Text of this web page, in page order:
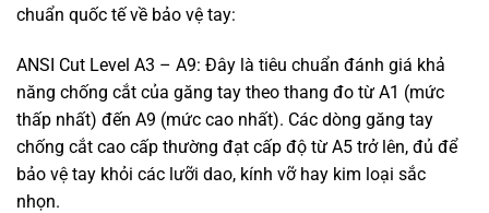
chuẩn quốc tế về bảo vệ tay:
ANSI Cut Level A3 – A9: Đây là tiêu chuẩn đánh giá khả
năng chống cắt của găng tay theo thang đo từ A1 (mức
thấp nhất) đến A9 (mức cao nhất). Các dòng găng tay
chống cắt cao cấp thường đạt cấp độ từ A5 trở lên, đủ để
bảo vệ tay khỏi các lưỡi dao, kính vỡ hay kim loại sắc
nhọn.